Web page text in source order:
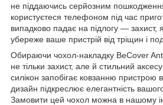
не піддаючись серйозним
користуєтеся телефоном під час
випадково падає на підлогу — захист,
убереже ваше пристрій від тріщин і
Обираючи чохол-накладку BeCover
не тільки захист, але й стильний
силікон запобігає ковзанню пристрою
дизайн підкреслює елегантність
Замовити цей чохол можна в нашому